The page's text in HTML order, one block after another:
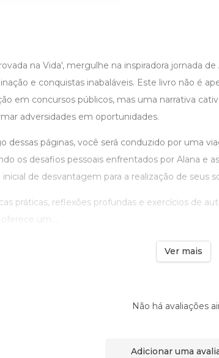
na Vida', mergulhe na inspiradora jornada
e conquistas inabaláveis. Este livro não é
em concursos públicos, mas uma narrativa
adversidades em oportunidades.
dessas páginas, você será conduzido por uma
os desafios pessoais enfrentados por Alana e
inicial de desvantagem para a realização de seus
práticas, reflexões profundas e exercícios de
oferece um ...
Ver mais
Não há avaliações
Adicionar uma